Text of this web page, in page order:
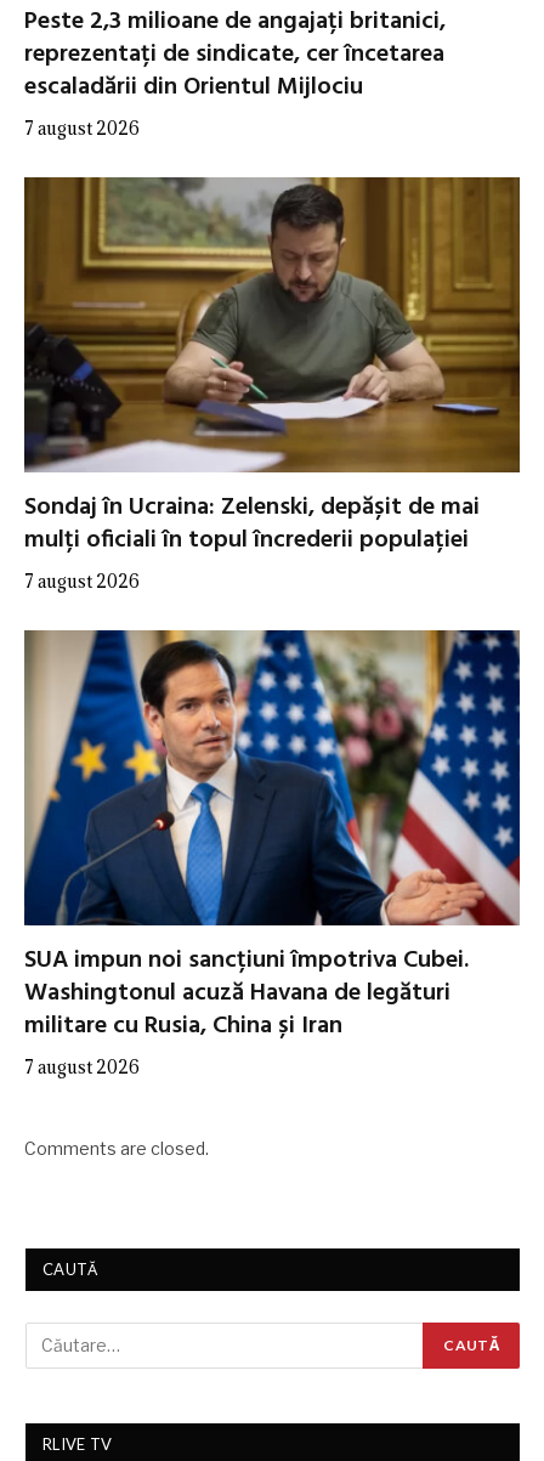
Peste 2,3 milioane de angajați britanici,
reprezentați de sindicate, cer încetarea
escaladării din Orientul Mijlociu
7 august 2026
Sondaj în Ucraina: Zelenski, depășit de mai
mulți oficiali în topul încrederii populației
7 august 2026
SUA impun noi sancțiuni împotriva Cubei.
Washingtonul acuză Havana de legături
militare cu Rusia, China și Iran
7 august 2026
Comments are closed.
CAUTĂ
RLIVE TV